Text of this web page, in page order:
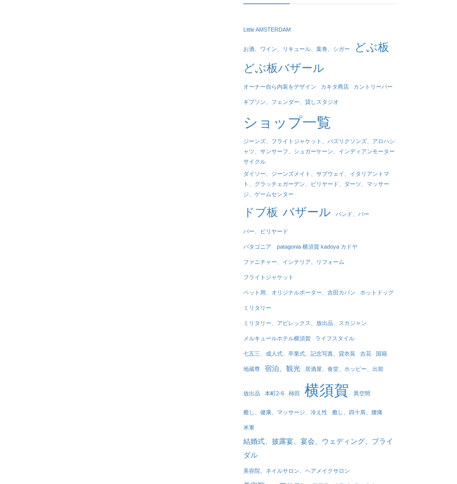
Little AMSTERDAM
お酒、ワイン、リキュール、葉巻、シガー
どぶ板
どぶ板バザール
オーナー自ら内装をデザイン カキタ商店 カントリーバー
ギブソン、フェンダー、貸しスタジオ
ショップ一覧
ジーンズ、フライトジャケット、パズリクソンズ、アロハシ
ャツ、サンサーフ、シュガーケーン、インディアンモーター
サイクル
ダイソー、ジーンズメイト、サブウェイ、イタリアントマ
ト、グラッチェガーデン、ビリヤード、ダーツ、マッサー
ジ、ゲームセンター
ドブ板 バザール バンド、バー
バー、ビリヤード
パタゴニア patagonia 横須賀 kadoya カドヤ
ファニチャー、インテリア、リフォーム
フライトジャケット
ペット用、オリジナルポーター、吉田カバン ホットドッグ
ミリタリー
ミリタリー、アビレックス、放出品、スカジャン
メルキュールホテル横須賀 ライフスタイル
七五三、成人式、卒業式、記念写真、貸衣装 吉花 国籍
地蔵尊 宿泊、観光 居酒屋、食堂、ホッピー、出前
放出品 本町2-6 柿田 横須賀 異空間
癒し、健康、マッサージ、冷え性 癒し、四十肩、腰痛
米軍
結婚式、披露宴、宴会、ウェディング、ブライ
ダル
美容院、ネイルサロン、ヘアメイクサロン